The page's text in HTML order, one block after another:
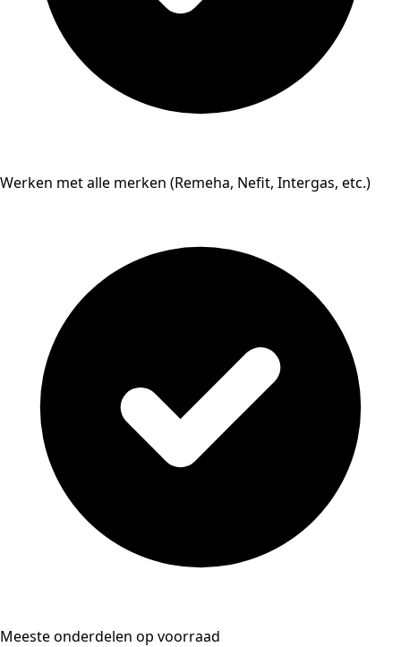
Werken met alle merken (Remeha, Nefit, Intergas, etc.)
Meeste onderdelen op voorraad